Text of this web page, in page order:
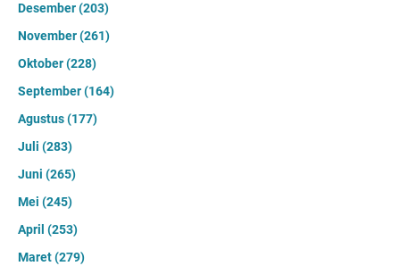
Desember(203)
November(261)
Oktober(228)
September(164)
Agustus(177)
Juli (283)
Juni (265)
Mei (245)
April (253)
Maret(279)